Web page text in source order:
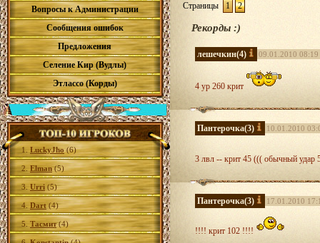
Вопросы к Администрации
Сообщения ошибок
Предложения
Селение Кир (Вудлы)
Этлассо (Корды)
1. LuckyJho (6)
2. Elman(5)
3. Urri (5)
4. Dart (4)
5. Тасмит(4)
Страницы 1 2
Рекорды :)
лешечкин(4) 09.01.2010 08:19
4 ур 260 крит
Пантерочка(3) 10.01.2010
3 лвл -- крит 45 ((( обычный удар
Пантерочка(3) 17.01.2010
!!!! крит 102 !!!!